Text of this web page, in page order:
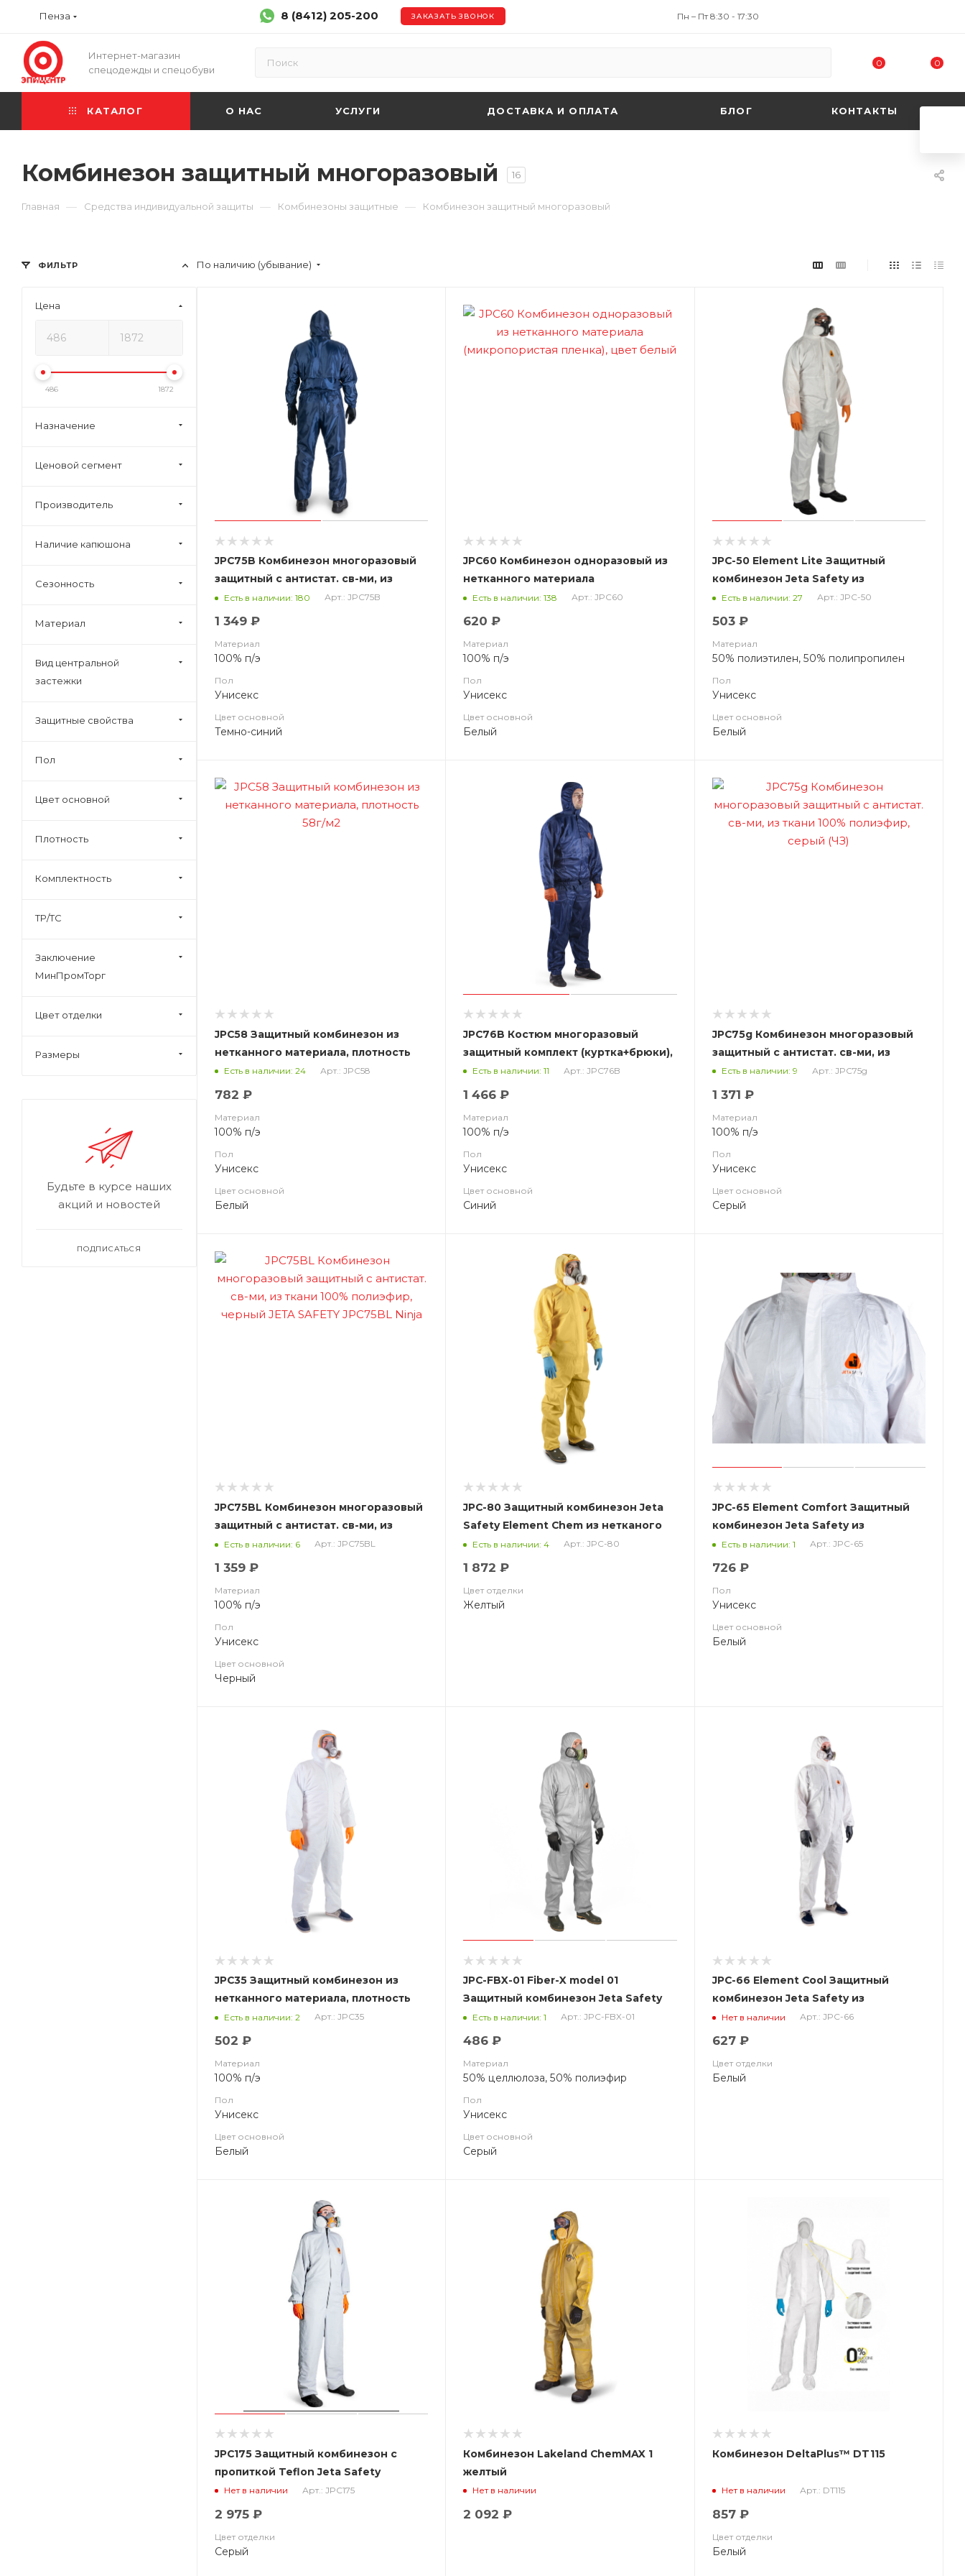
Пенза 8 (8412) 205-200 ЗАКАЗАТЬ ЗВОНОК Пн – Пт 8:30 - 17:30
Интернет-магазин
спецодежды и спецобуви
0 0
КАТАЛОГ О НАС УСЛУГИ ДОСТАВКА И ОПЛАТА БЛОГ КОНТАКТЫ
Комбинезон защитный многоразовый 16
Главная — Средства индивидуальной защиты — Комбинезоны защитные — Комбинезон защитный многоразовый
По наличию (убывание)
JPC75B Комбинезон многоразовый
защитный с антистат. св-ми, из
ткани 100% полиэфир, синий (ЧЗ)
Есть в наличии: 180 Арт.: JPC75B
1 349 ₽
Материал
100% п/э
Пол
Унисекс
Цвет основной
Темно-синий
JPC60 Комбинезон одноразовый из
нетканного материала
(микропористая пленка), цвет белый
Есть в наличии: 138 Арт.: JPC60
620 ₽
Материал
100% п/э
Пол
Унисекс
Цвет основной
Белый
JPC-50 Element Lite Защитный
комбинезон Jeta Safety из
нетканого материала
(полипропилен, ламинированный
пленка))
Есть в наличии: 27 Арт.: JPC-50
503 ₽
Материал
50% полиэтилен, 50% полипропилен
Пол
Унисекс
Цвет основной
Белый
JPC58 Защитный комбинезон из
нетканного материала, плотность
58г/м2
Есть в наличии: 24 Арт.: JPC58
782 ₽
Материал
100% п/э
Пол
Унисекс
Цвет основной
Белый
JPC76B Костюм многоразовый
защитный комплект (куртка+брюки),
синий
Есть в наличии: 11 Арт.: JPC76B
1 466 ₽
Материал
100% п/э
Пол
Унисекс
Цвет основной
Синий
JPC75g Комбинезон многоразовый
защитный с антистат. св-ми, из
ткани 100% полиэфир, серый (ЧЗ)
Есть в наличии: 9 Арт.: JPC75g
1 371 ₽
Материал
100% п/э
Пол
Унисекс
Цвет основной
Серый
JPC75BL Комбинезон многоразовый
защитный с антистат. св-ми, из
ткани 100% полиэфир, черный JETA
SAFETY JPC75BL Ninja
Есть в наличии: 6 Арт.: JPC75BL
1 359 ₽
Материал
100% п/э
Пол
Унисекс
Цвет основной
Черный
JPC-80 Защитный комбинезон Jeta
Safety Element Chem из нетканого
материала (50% полипропил.,50%
(ЧЗ)
Есть в наличии: 4 Арт.: JPC-80
1 872 ₽
Цвет отделки
Желтый
JPC-65 Element Comfort Защитный
комбинезон Jeta Safety из
нетканого материала
(полипропилен, ламинированный
пленка))
Есть в наличии: 1 Арт.: JPC-65
726 ₽
Пол
Унисекс
Цвет основной
Белый
JPC35 Защитный комбинезон из
нетканного материала, плотность
35г/м2 (ЧЗ)
Есть в наличии: 2 Арт.: JPC35
502 ₽
Материал
100% п/э
Пол
Унисекс
Цвет основной
Белый
JPC-FBX-01 Fiber-X model 01
Защитный комбинезон Jeta Safety
из нетканого материала
Есть в наличии: 1 Арт.: JPC-FBX-01
486 ₽
Материал
50% целлюлоза, 50% полиэфир
Пол
Унисекс
Цвет основной
Серый
JPC-66 Element Cool Защитный
комбинезон Jeta Safety из
нетканого материала MP 65г/м2
(полипропил (ЧЗ
Нет в наличии Арт.: JPC-66
627 ₽
Цвет отделки
Белый
JPC175 Защитный комбинезон с
пропиткой Teflon Jeta Safety
Нет в наличии Арт.: JPC175
2 975 ₽
Цвет отделки
Серый
Комбинезон Lakeland ChemMAX 1
желтый
Нет в наличии
2 092 ₽
Комбинезон DeltaPlus™ DT115
Нет в наличии Арт.: DT115
857 ₽
Цвет отделки
Белый
ФИЛЬТР
Цена
486 1872
Назначение
Ценовой сегмент
Производитель
Наличие капюшона
Сезонность
Материал
Вид центральной
застежки
Защитные свойства
Пол
Цвет основной
Плотность
Комплектность
ТР/ТС
Заключение
МинПромТорг
Цвет отделки
Размеры
Будьте в курсе наших
акций и новостей
ПОДПИСАТЬСЯ